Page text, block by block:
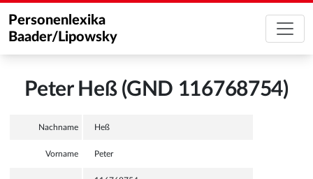
Personenlexika
Baader/Lipowsky
Peter Heß (GND 116768754)
Nachname Heß
Vorname Peter